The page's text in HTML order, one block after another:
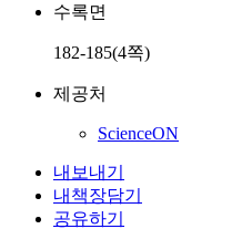
수록면
182-185(4쪽)
제공처
ScienceON
내보내기
내책장담기
공유하기